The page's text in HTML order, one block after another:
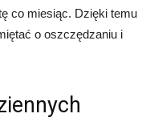
co miesiąc. Dzięki temu
o oszczędzaniu i